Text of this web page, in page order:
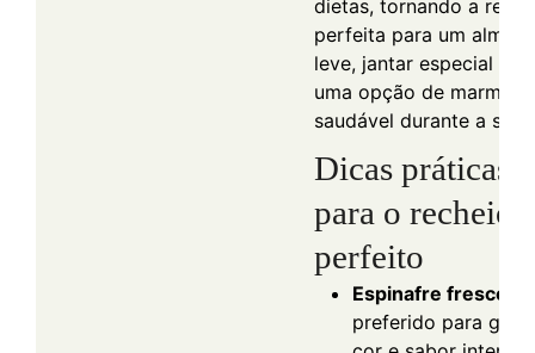
dietas, tornando a
perfeita para um
leve, jantar especial ou
uma opção de marmita
saudável durante a
Dicas práticas
para o recheio
perfeito
Espinafre fresco
preferido para